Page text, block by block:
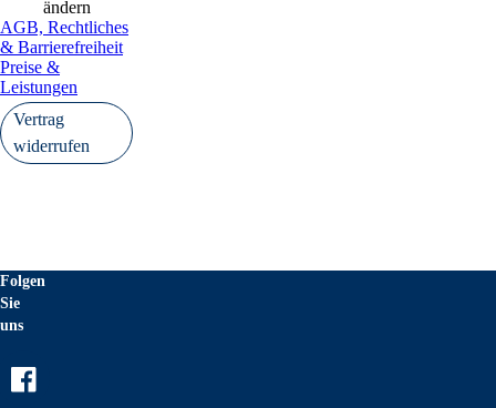
ändern
AGB, Rechtliches
& Barrierefreiheit
Preise &
Leistungen
Vertrag
widerrufen
Folgen
Sie
uns